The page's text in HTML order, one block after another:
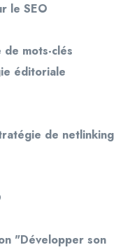
le SEO
mots-clés
éditoriale
de netlinking
"Développer son